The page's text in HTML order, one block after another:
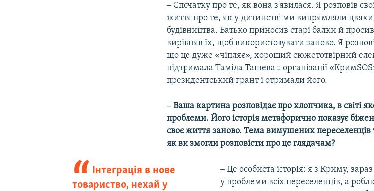
‒ Спочатку про те, як вона з'явилася. Я розповів
життя про те, як у дитинстві ми випрямляли
будівництва. Батько приносив старі балки й
вирівняв їх, щоб використовувати заново. Я
що це дуже «чіпляє», хороший сюжетотвірний
підтримала Таміла Ташева з організації
президентський грант і отримали його.
‒ Ваша картина розповідає про хлопчика, в світі
проблеми. Його історія метафорично показує
своє життя заново. Тема вимушених переселенців
як ви змогли розповісти про це глядачам?
Інтеграція в нове
товариство, нехай у
‒ Це особиста історія: я з Криму,
у проблеми всіх переселенців, а